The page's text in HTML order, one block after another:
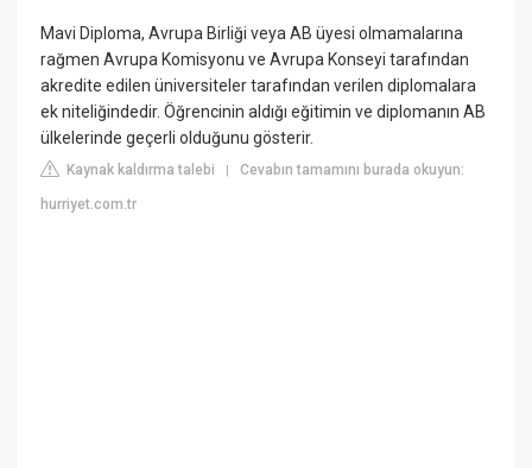
Mavi Diploma, Avrupa Birliği veya AB üyesi olmamalarına
rağmen Avrupa Komisyonu ve Avrupa Konseyi tarafından
akredite edilen üniversiteler tarafından verilen diplomalara
ek niteliğindedir. Öğrencinin aldığı eğitimin ve diplomanın AB
ülkelerinde geçerli olduğunu gösterir.
Kaynak kaldırma talebi |Cevabın tamamını burada okuyun:
hurriyet.com.tr